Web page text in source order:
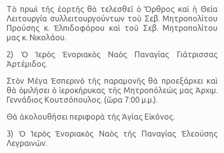
Τὸ πρωὶ τῆς ἑορτῆς θὰ τελεσθεῖ ὁ Ὄρθρος καὶ ἡ Θεία
Λειτουργία συλλειτουργούντων τοῦ Σεβ. Μητροπολίτου
Προύσης κ. Ἐλπιδοφόρου καὶ τοῦ Σεβ. Μητροπολίτου
μας κ. Νικολάου.
2) Ὁ Ἱερὸς Ἑνοριακὸς Ναὸς Παναγίας Γιάτρισσας
Ἀρτέμιδος.
Στὸν Μέγα Ἑσπερινὸ τῆς παραμονῆς θὰ προεξάρχει καὶ
θὰ ὁμιλήσει ὁ ἱεροκήρυκας τῆς Μητροπόλεώς μας Ἀρχιμ.
Γεννάδιος Κουτσόπουλος. (ὥρα 7:00 μ.μ.).
Θὰ ἀκολουθήσει περιφορὰ τῆς Ἁγίας Εἰκόνος.
3) Ὁ Ἱερὸς Ἐνοριακὸς Ναὸς τῆς Παναγίας Ἐλεούσης
Λεγραινῶν.